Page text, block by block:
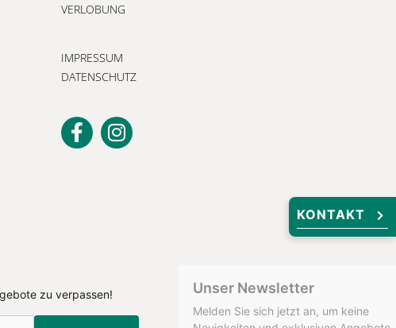
VERLOBUNG
IMPRESSUM
DATENSCHUTZ
KONTAKT
zu verpassen!
zu verpassen!